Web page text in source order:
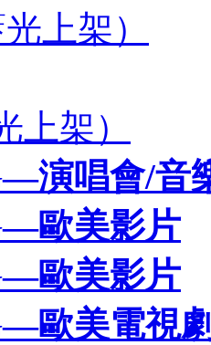
上架）
上架）
演唱會/音
歐美影片
歐美影片
歐美電視